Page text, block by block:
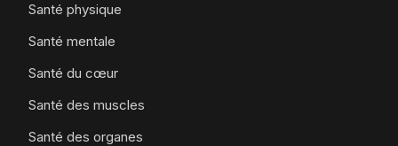
Santé physique
Santé mentale
Santé du cœur
Santé des muscles
Santé des organes